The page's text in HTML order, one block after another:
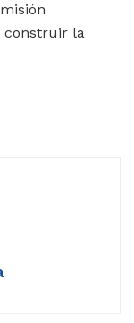
construir la